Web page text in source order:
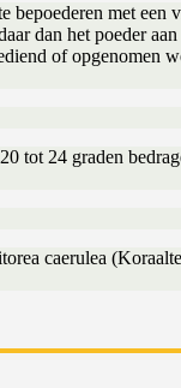
met een
dan het poeder
of opgenomen
tot 24 graden
caerulea